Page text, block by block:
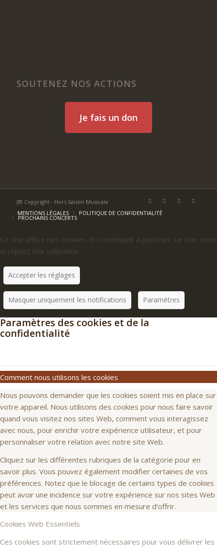
SOUTENEZ NOS ACTIONS
Je fais un don
[© Copyright - Hors Saison Musicale
MENTIONS LÉGALES
POLITIQUE DE CONFIDENTIALITÉ
PROCHAINS CONCERTS
Ce site utilise des cookies. En continuant à parcourir ce site, vous
acceptez leur utilisation.
Accepter les réglages
Masquer uniquement les notifications Paramètres
Paramètres des cookies et de la
confidentialité
Comment nous utilisons les cookies
Nous pouvons demander que les cookies soient mis en place sur
votre appareil. Nous utilisons des cookies pour nous faire savoir
quand vous visitez nos sites Web, comment vous interagissez
avec nous, pour enrichir votre expérience utilisateur, et pour
personnaliser votre relation avec notre site Web.
Cliquez sur les différentes rubriques de la catégorie pour en
savoir plus. Vous pouvez également modifier certaines de vos
préférences. Notez que le blocage de certains types de cookies
peut avoir une incidence sur votre expérience sur nos sites Web
et les services que nous sommes en mesure d’offrir.
Cookies Web Essentiels
Ces cookies sont strictement nécessaires pour vous délivrer les